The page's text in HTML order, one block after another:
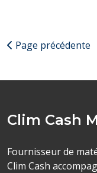
Page précédente
Clim Cash
Fournisseur de
Clim Cash